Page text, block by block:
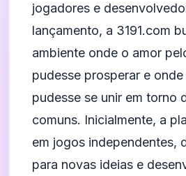
jogadores e
lançamento, a 3191.com
ambiente onde o amor
pudesse prosperar e
pudesse se unir em torno
comuns. Inicialmente, a
em jogos independentes,
para novas ideias e